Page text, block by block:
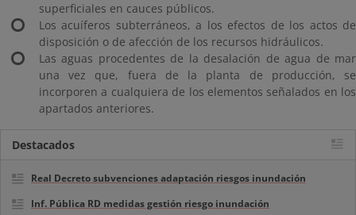
superficiales en cauces públicos.
Los acuíferos subterráneos, a los efectos de los actos de
disposición o de afección de los recursos hidráulicos.
Las aguas procedentes de la desalación de agua de mar
una vez que, fuera de la planta de producción, se
incorporen a cualquiera de los elementos señalados en los
apartados anteriores.
Destacados
Real Decreto subvenciones adaptación riesgos inundación
Inf. Pública RD medidas gestión riesgo inundación